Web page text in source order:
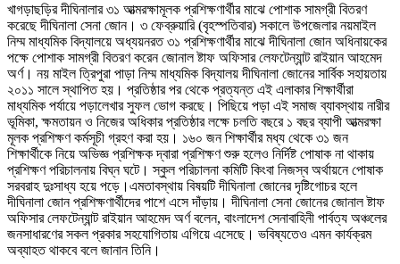
খাগড়াছড়ির দীঘিনালার ৩১ আত্মরক্ষামূলক প্রশিক্ষণার্থীর মাঝে পোশাক সামগ্রী বিতরণ
করেছে দীঘিনালা সেনা জোন। ৩ ফেব্রুয়ারি (বৃহস্পতিবার) সকালে উপজেলার নয়মাইল
নিম্ম মাধ্যমিক বিদ্যালয়ে অধ্যয়নরত ৩১ প্রশিক্ষণার্থীর মাঝে দীঘিনালা জোন অধিনায়কের
পক্ষে পোশাক সামগ্রী বিতরণ করেন জোনাল ষ্টাফ অফিসার লেফটেন্যান্ট রাইয়ান আহমেদ
অর্ণ। নয় মাইল ত্রিপুরা পাড়া নিম্ম মাধ্যমিক বিদ্যালয় দীঘিনালা জোনের সার্বিক সহায়তায়
২০১১ সালে স্থাপিত হয়। প্রতিষ্ঠার পর থেকে প্রত্যন্ত এই এলাকার শিক্ষার্থীরা
মাধ্যমিক পর্যায়ে পড়ালেখার সুফল ভোগ করছে। পিছিয়ে পড়া এই সমাজ ব্যাবস্থায় নারীর
ভূমিকা, ক্ষমতায়ন ও নিজের অধিকার প্রতিষ্ঠার লক্ষে চলতি বছরে ১ বছর ব্যাপী আত্মরক্ষা
মূলক প্রশিক্ষণ কর্মসূচী গ্রহণ করা হয়। ১৬০ জন শিক্ষার্থীর মধ্য থেকে ৩১ জন
শিক্ষার্থীকে নিয়ে অভিজ্ঞ প্রশিক্ষক দ্বারা প্রশিক্ষণ শুরু হলেও নির্দিষ্ট পোষাক না থাকায়
প্রশিক্ষণ পরিচালনায় বিঘ্ন ঘটে। স্কুল পরিচালনা কমিটি কিংবা নিজস্ব অর্থায়নে পোষাক
সরবরাহ দুঃসাধ্য হয়ে পড়ে।এমতাবস্থায় বিষয়টি দীঘিনালা জোনের দৃষ্টিগোচর হলে
দীঘিনালা জোন প্রশিক্ষণার্থীদের পাশে এসে দাঁড়ায়। দীঘিনালা সেনা জোনের জোনাল ষ্টাফ
অফিসার লেফটেন্যান্ট রাইয়ান আহমেদ অর্ণ বলেন, বাংলাদেশ সেনাবাহিনী পার্বত্য অঞ্চলের
জনসাধারণের সকল প্রকার সহযোগিতায় এগিয়ে এসেছে। ভবিষ্যতেও এমন কার্যক্রম
অব্যাহত থাকবে বলে জানান তিনি।